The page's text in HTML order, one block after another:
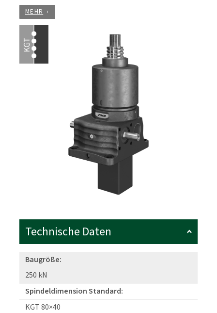
MEHR
Technische Daten
Baugröße:
250 kN
Spindeldimension Standard:
KGT 80×40